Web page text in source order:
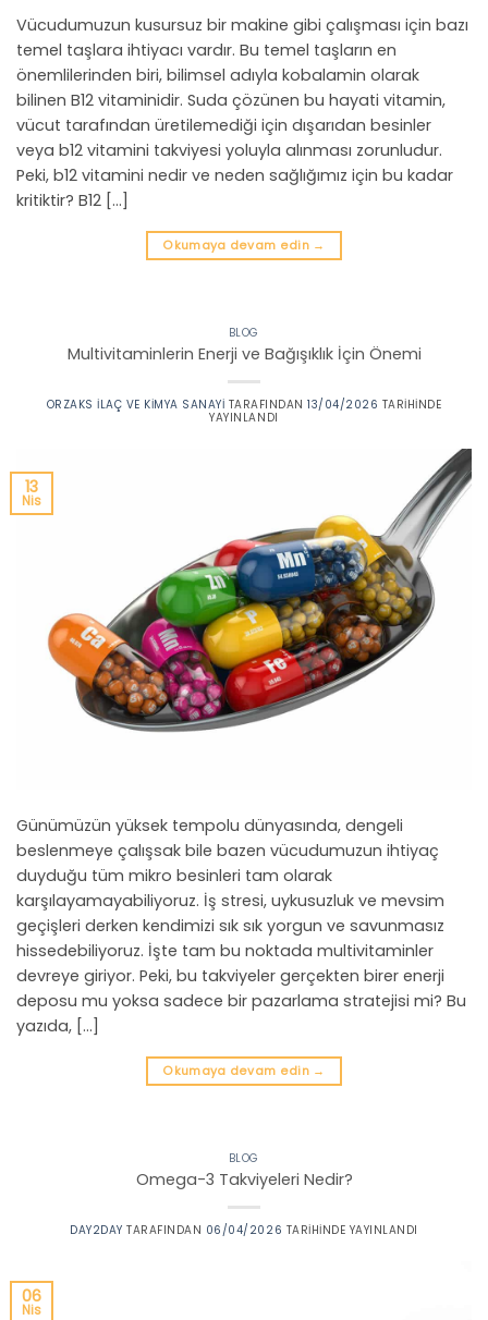
Vücudumuzun kusursuz bir makine gibi çalışması için bazı
temel taşlara ihtiyacı vardır. Bu temel taşların en
önemlilerinden biri, bilimsel adıyla kobalamin olarak
bilinen B12 vitaminidir. Suda çözünen bu hayati vitamin,
vücut tarafından üretilemediği için dışarıdan besinler
veya b12 vitamini takviyesi yoluyla alınması zorunludur.
Peki, b12 vitamini nedir ve neden sağlığımız için bu kadar
kritiktir? B12 […]
Okumaya devam edin →
BLOG
Multivitaminlerin Enerji ve Bağışıklık İçin Önemi
ORZAKS İLAÇ VE KIMYA SANAYI TARAFINDAN 13/04/2026 TARIHINDE
YAYINLANDI
13
Nis
Günümüzün yüksek tempolu dünyasında, dengeli
beslenmeye çalışsak bile bazen vücudumuzun ihtiyaç
duyduğu tüm mikro besinleri tam olarak
karşılayamayabiliyoruz. İş stresi, uykusuzluk ve mevsim
geçişleri derken kendimizi sık sık yorgun ve savunmasız
hissedebiliyoruz. İşte tam bu noktada multivitaminler
devreye giriyor. Peki, bu takviyeler gerçekten birer enerji
deposu mu yoksa sadece bir pazarlama stratejisi mi? Bu
yazıda, […]
Okumaya devam edin →
BLOG
Omega-3 Takviyeleri Nedir?
DAY2DAY TARAFINDAN 06/04/2026 TARIHINDE YAYINLANDI
06
Nis